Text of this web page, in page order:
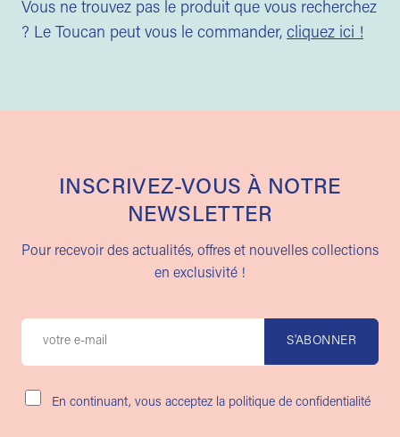
Vous ne trouvez pas le produit que vous recherchez
? Le Toucan peut vous le commander, cliquez ici !
INSCRIVEZ-VOUS À NOTRE
NEWSLETTER
Pour recevoir des actualités, offres et nouvelles collections
en exclusivité !
En continuant, vous acceptez la politique de confidentialité